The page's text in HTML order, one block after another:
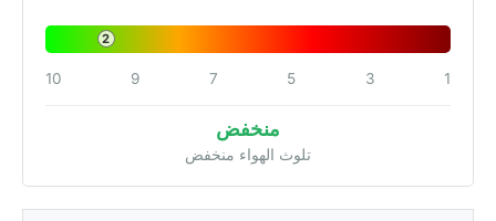
2
1
3
5
7
9
10
منخفض
تلوث الهواء منخفض